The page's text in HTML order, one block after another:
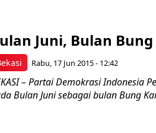
Juni, Bulan
Rabu, 17 Jun 2015 - 12:42
– Partai Demokrasi Indonesia
Bulan Juni sebagai bulan Bung